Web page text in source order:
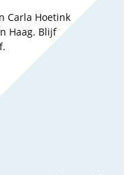
Carla Hoetink
Haag. Blijf